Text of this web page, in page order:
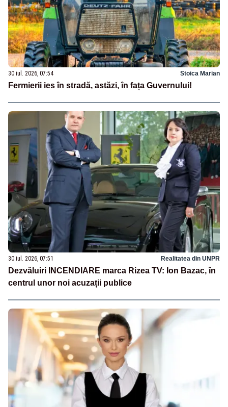
30 iul. 2026, 07:54 Stoica Marian
Fermierii ies în stradă, astăzi, în fața Guvernului!
30 iul. 2026, 07:51 Realitatea din UNPR
Dezvăluiri INCENDIARE marca Rizea TV: Ion Bazac, în
centrul unor noi acuzații publice